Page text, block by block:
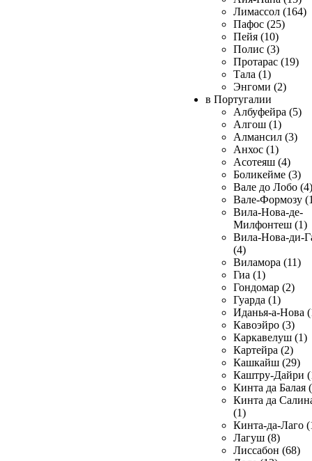
Лимассол (164)
Пафос (25)
Пейя (10)
Полис (3)
Протарас (19)
Тала (1)
Энгоми (2)
в Португалии
Албуфейра (5)
Алгош (1)
Алмансил (3)
Анхос (1)
Асотеяш (4)
Боликейме (3)
Вале до Лобо (4)
Вале-Формозу
Вила-Нова-де-
Милфонтеш (1)
Вила-Нова-ди-
(4)
Виламора (11)
Гиа (1)
Гондомар (2)
Гуарда (1)
Иданья-а-Нова
Кавоэйро (3)
Каркавелуш (1)
Картейра (2)
Кашкайш (29)
Каштру-Дайри
Кинта да Балая
Кинта да
(1)
Кинта-да-Лаго
Лагуш (8)
Лиссабон (68)